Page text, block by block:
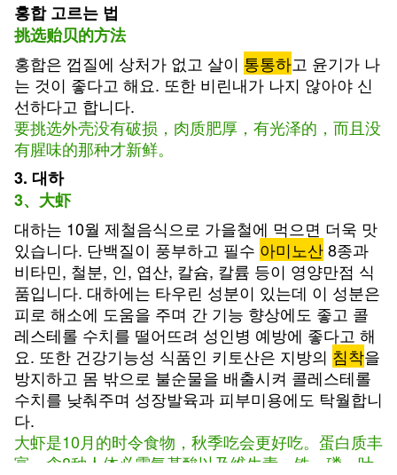
홍합 고르는 법
挑选贻贝的方法
홍합은 껍질에 상처가 없고 살이 통통하고 윤기가 나
는 것이 좋다고 해요. 또한 비린내가 나지 않아야 신
선하다고 합니다.
要挑选外壳没有破损，肉质肥厚，有光泽的，而且没
有腥味的那种才新鲜。
3. 대하
3、大虾
대하는 10월 제철음식으로 가을철에 먹으면 더욱 맛
있습니다. 단백질이 풍부하고 필수 아미노산8종과
비타민, 철분, 인, 엽산, 칼슘, 칼륨 등이 영양만점 식
품입니다. 대하에는 타우린 성분이 있는데 이 성분은
피로 해소에 도움을 주며 간 기능 향상에도 좋고 콜
레스테롤 수치를 떨어뜨려 성인병 예방에 좋다고 해
요. 또한 건강기능성 식품인 키토산은 지방의 침착을
방지하고 몸 밖으로 불순물을 배출시켜 콜레스테롤
수치를 낮춰주며 성장발육과 피부미용에도 탁월합니
다.
大虾是10月的时令食物，秋季吃会更好吃。蛋白质丰
富，含8种人体必需氨基酸以及维生素、铁、磷、叶